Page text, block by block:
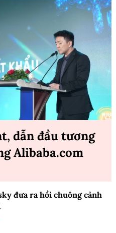
dẫn đầu tương
Alibaba.com
đưa ra hồi chuông cảnh